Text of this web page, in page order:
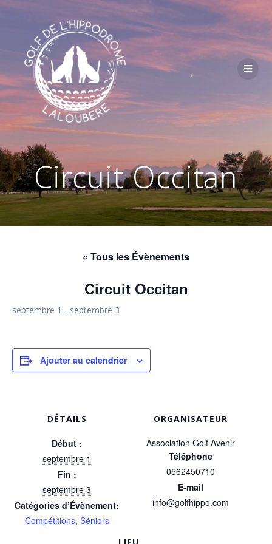
Passer
contenu
Circuit Occitan
« Tous les Évènements
Circuit Occitan
septembre 1 - septembre 3
Ajouter au calendrier
DÉTAILS
Début :
septembre 1
Fin :
septembre 3
Catégories d’Évènement:
Compétitions, Séniors
ORGANISATEUR
Association Golf Avenir
Téléphone
0562450710
E-mail
info@golfhippo.com